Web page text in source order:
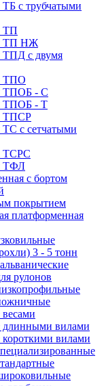
с трубчатыми
ТП
ТП НЖ
ТПД с двумя
ТПО
ТПОБ - С
ТПОБ - Т
ТПСР
ТС с сетчатыми
ТСРС
ТФЛ
с бортом
покрытием
платформенная
3 - 5 тонн
рулонов
длинными вилами
короткими вилами